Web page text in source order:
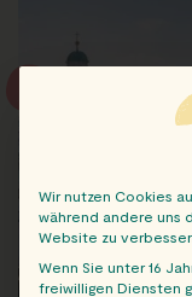
Wir nutzen Cookies
während andere uns
Website zu
Wenn Sie unter 16
freiwilligen Diensten